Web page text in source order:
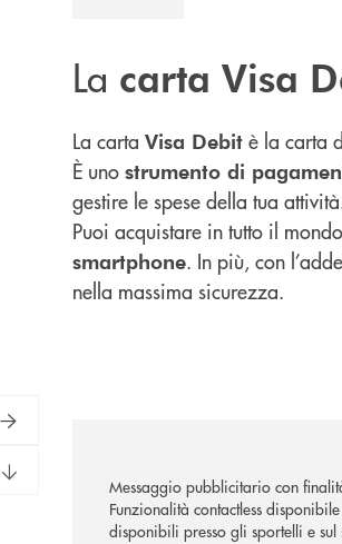
La carta Visa
La carta Visa Debit è la carta
È uno strumento di
gestire le spese della tua
Puoi acquistare in tutto il
smartphone. In più, con
nella massima sicurezza.
Messaggio pubblicitario con
Funzionalità contactless
disponibili presso gli sportelli e